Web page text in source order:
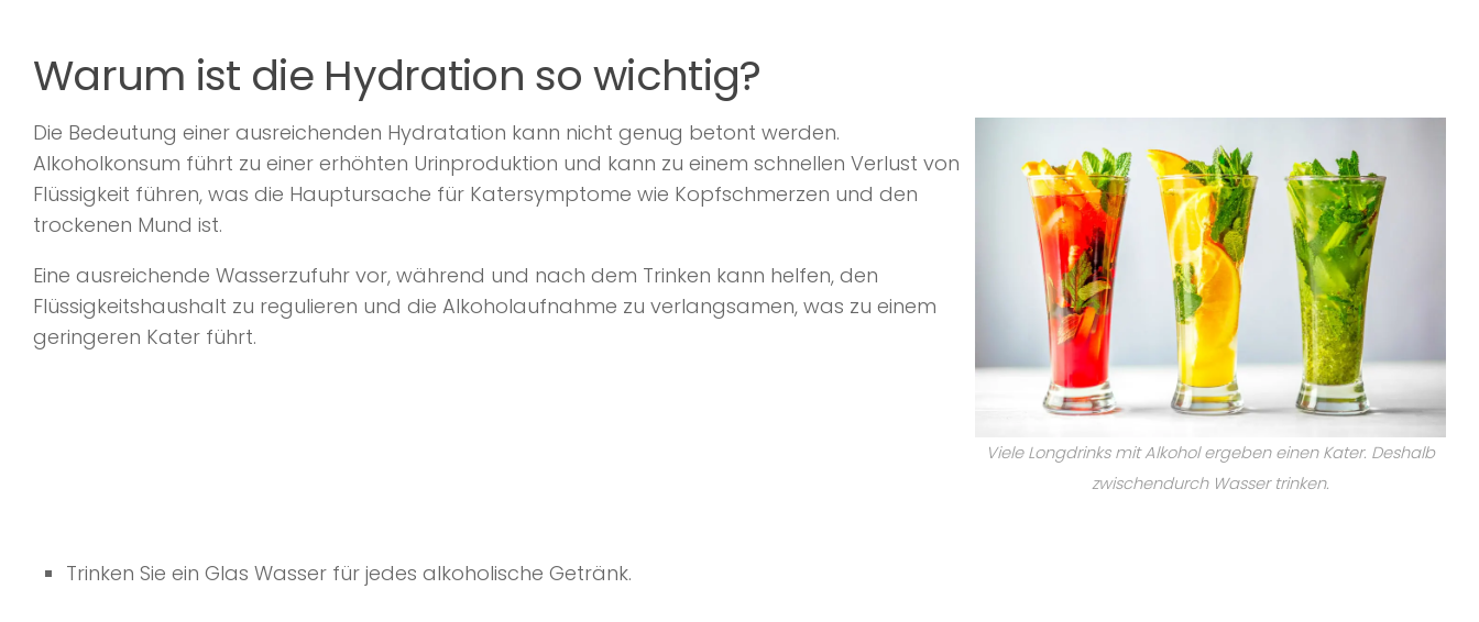
Warum ist die Hydration so wichtig?
Die Bedeutung einer ausreichenden Hydratation kann nicht genug betont werden.
Alkoholkonsum führt zu einer erhöhten Urinproduktion und kann zu einem schnellen Verlust von
Flüssigkeit führen, was die Hauptursache für Katersymptome wie Kopfschmerzen und den
trockenen Mund ist.
Eine ausreichende Wasserzufuhr vor, während und nach dem Trinken kann helfen, den
Flüssigkeitshaushalt zu regulieren und die Alkoholaufnahme zu verlangsamen, was zu einem
geringeren Kater führt.
Viele Longdrinks mit Alkohol ergeben einen Kater. Deshalb
zwischendurch Wasser trinken.
Trinken Sie ein Glas Wasser für jedes alkoholische Getränk.